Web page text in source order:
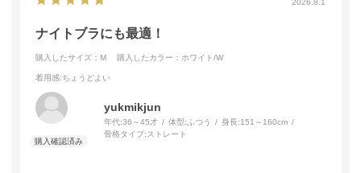
2026.8.1
ナイトブラにも最適！
購入したサイズ：M 購入したカラー：ホワイト/W
着用感:ちょうどよい
yukmikjun
年代:36～45才 体型: ふつう 身長:151～160cm
骨格タイプ: ストレート